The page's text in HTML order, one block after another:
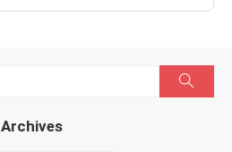
Archives